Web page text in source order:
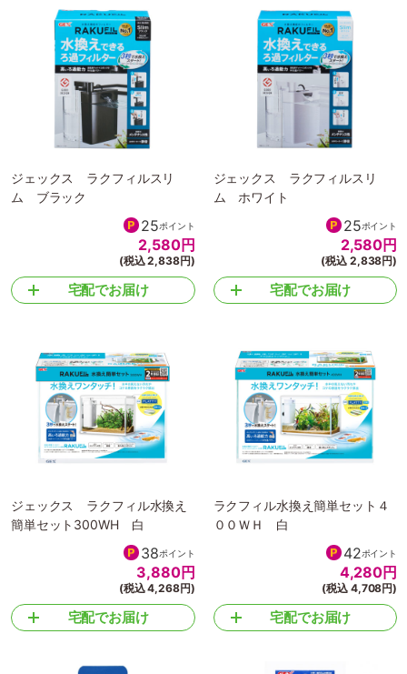
ジェックス ラクフィルスリ
ム ブラック
25ポイント
2,580円
(税込 2,838円)
宅配でお届け
ジェックス ラクフィルスリ
ム ホワイト
25ポイント
2,580円
(税込 2,838円)
宅配でお届け
ジェックス ラクフィル水換え
簡単セット300WH 白
38ポイント
3,880円
(税込 4,268円)
宅配でお届け
ラクフィル水換え簡単セット４
００ＷＨ 白
42ポイント
4,280円
(税込 4,708円)
宅配でお届け